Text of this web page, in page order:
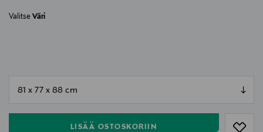
Valitse Väri
LISÄÄ OSTOSKORIIN